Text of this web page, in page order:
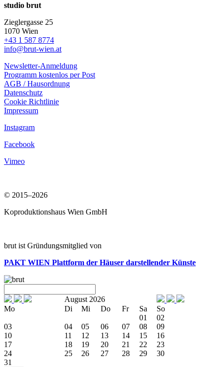
studio brut
Zieglergasse 25
1070 Wien
+43 1 587 8774
info@brut-wien.at
Newsletter-Anmeldung
Programm kostenlos per Post
AGB / Hausordnung
Datenschutz
Cookie Richtlinie
Impressum
Instagram
Facebook
Vimeo
© 2015–2026
Koproduktionshaus Wien GmbH
brut ist Gründungsmitglied von
PAKT WIEN Plattform der Häuser darstellender Künste
August 2026
Mo
Di Mi Do Fr Sa
So
01
02
03
04 05 06 07 08
09
10
11 12 13 14 15
16
17
18 19 20 21 22
23
24
25 26 27 28 29
30
31